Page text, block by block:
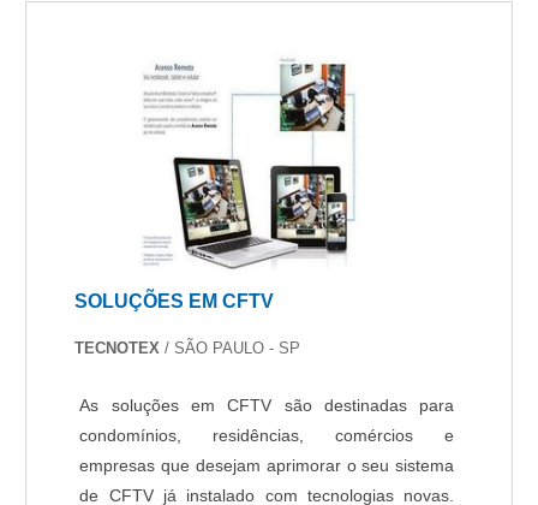
SOLUÇÕES EM CFTV
TECNOTEX / SÃO PAULO - SP
As soluções em CFTV são destinadas para
condomínios, residências, comércios e
empresas que desejam aprimorar o seu sistema
de CFTV já instalado com tecnologias novas.